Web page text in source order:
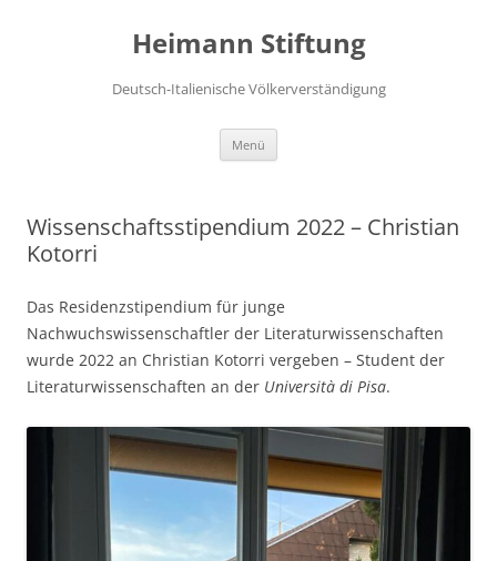
Heimann Stiftung
Deutsch-Italienische Völkerverständigung
Menü
Wissenschaftsstipendium 2022 – Christian
Kotorri
Das Residenzstipendium für junge
Nachwuchswissenschaftler der Literaturwissenschaften
wurde 2022 an Christian Kotorri vergeben – Student der
Literaturwissenschaften an der Università di Pisa.